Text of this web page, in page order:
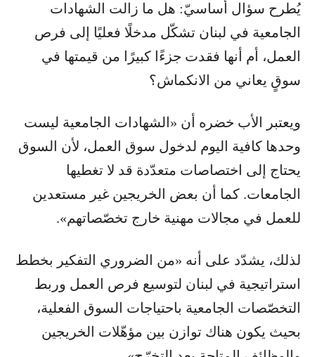
يُطرح سؤال أساسيّ: هل ما زالت الشهادات
الجامعية في لبنان تشكّل مدخلًا فعليًا إلى فرص
العمل، أم أنها فقدت جزءًا كبيرًا من قيمتها في
سوقٍ يعاني من الانكماش؟
ويعتبر الأب خضره أن «الشهادات الجامعية ليست
وحدها كافية اليوم لدخول سوق العمل، لأن السوق
يحتاج إلى اختصاصات متعدّدة قد لا تغطيها
الجامعات. كما أن بعض الخريجين غير مستعدين
للعمل في مجالات مهنية خارج تخصّصاتهم».
لذلك، يشدّد على أنه «من الضروري التفكير بخطط
استراتيجية في لبنان لتوسيع فرص العمل وربط
التخصّصات الجامعية باحتياجات السوق الفعلية،
بحيث يكون هناك توازن بين مؤهّلات الخريجين